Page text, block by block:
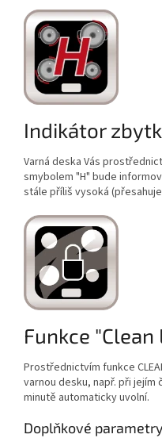
Indikátor
Varná deska Vás
smybolem "H" bude
stále příliš vysoká
Funkce "Clean
Prostřednictvím funkce
varnou desku, např. při
minutě automaticky uvolní.
Doplňkové parametry